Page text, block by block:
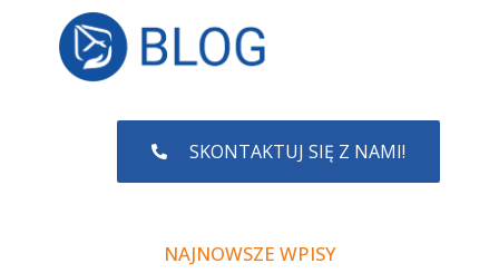
SKONTAKTUJ SIĘ Z NAMI!
NAJNOWSZE WPISY